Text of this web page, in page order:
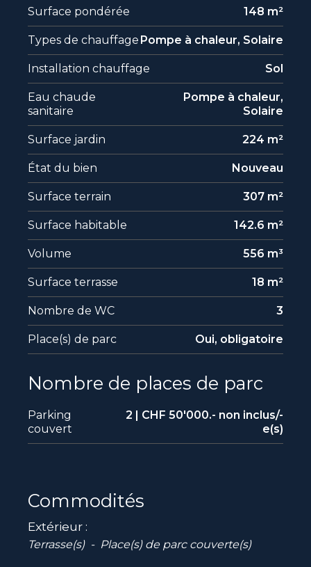
Surface pondérée 148 m²
Types de chauffage Pompe à chaleur, Solaire
Installation chauffage Sol
Eau chaude
sanitaire
Pompe à chaleur,
Solaire
Surface jardin 224 m²
État du bien Nouveau
Surface terrain 307 m²
Surface habitable 142.6 m²
Volume 556 m³
Surface terrasse 18 m²
Nombre de WC 3
Place(s) de parc Oui, obligatoire
Nombre de places de parc
Parking
couvert
2 | CHF 50'000.- non inclus/-
e(s)
Commodités
Extérieur
Terrasse(s) Place(s) de parc couverte(s)